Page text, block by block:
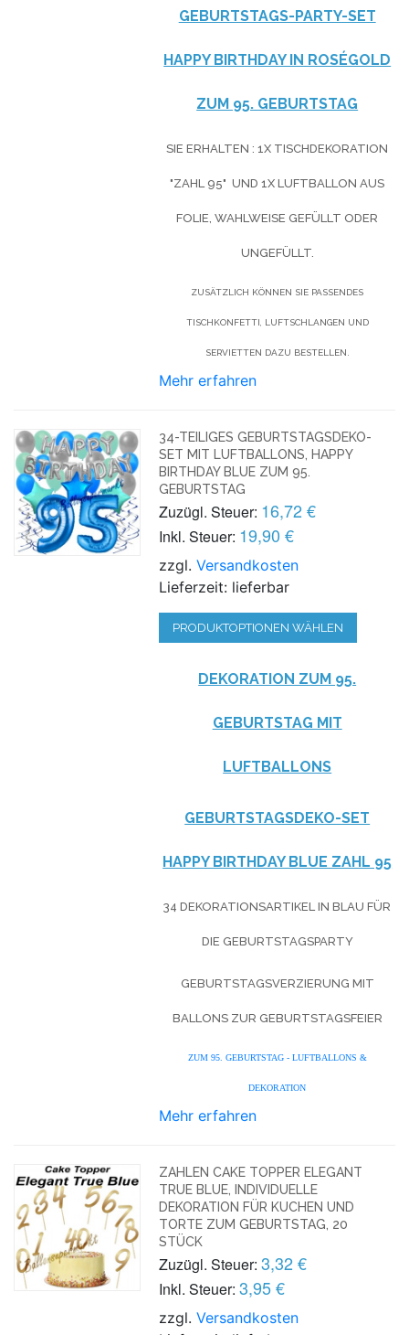
GEBURTSTAGS-PARTY-SET
HAPPY BIRTHDAY IN ROSÉGOLD
ZUM 95. GEBURTSTAG
SIE ERHALTEN : 1X TISCHDEKORATION
"ZAHL 95" UND 1X LUFTBALLON AUS
FOLIE, WAHLWEISE GEFÜLLT ODER
UNGEFÜLLT.
ZUSÄTZLICH KÖNNEN SIE PASSENDES
TISCHKONFETTI, LUFTSCHLANGEN UND
SERVIETTEN DAZU BESTELLEN.
Mehr erfahren
34-TEILIGES GEBURTSTAGSDEKO-
SET MIT LUFTBALLONS, HAPPY
BIRTHDAY BLUE ZUM 95.
GEBURTSTAG
Zuzügl. Steuer: 16,72 €
Inkl. Steuer: 19,90 €
zzgl.Versandkosten
Lieferzeit: lieferbar
PRODUKTOPTIONEN WÄHLEN
DEKORATION ZUM 95.
GEBURTSTAG MIT
LUFTBALLONS
GEBURTSTAGSDEKO-SET
HAPPY BIRTHDAY BLUE ZAHL 95
34 DEKORATIONSARTIKEL IN BLAU FÜR
DIE GEBURTSTAGSPARTY
GEBURTSTAGSVERZIERUNG MIT
BALLONS ZUR GEBURTSTAGSFEIER
ZUM 95. GEBURTSTAG - LUFTBALLONS &
DEKORATION
Mehr erfahren
ZAHLEN CAKE TOPPER ELEGANT
TRUE BLUE, INDIVIDUELLE
DEKORATION FÜR KUCHEN UND
TORTE ZUM GEBURTSTAG, 20
STÜCK
Zuzügl. Steuer: 3,32 €
Inkl. Steuer: 3,95 €
zzgl.Versandkosten